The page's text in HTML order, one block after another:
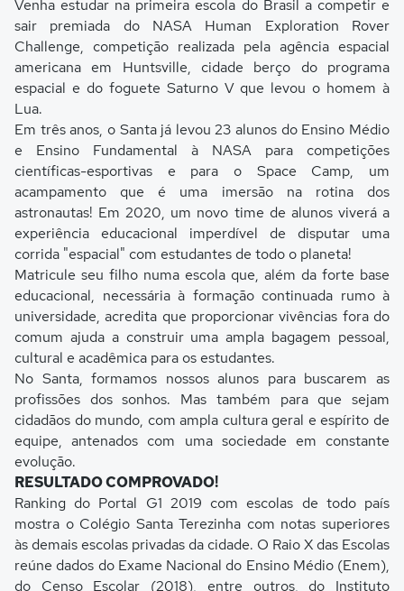
Venha estudar na primeira escola do Brasil a competir e
sair premiada do NASA Human Exploration Rover
Challenge, competição realizada pela agência espacial
americana em Huntsville, cidade berço do programa
espacial e do foguete Saturno V que levou o homem à
Lua.
Em três anos, o Santa já levou 23 alunos do Ensino Médio
e Ensino Fundamental à NASA para competições
científicas-esportivas e para o Space Camp, um
acampamento que é uma imersão na rotina dos
astronautas! Em 2020, um novo time de alunos viverá a
experiência educacional imperdível de disputar uma
corrida "espacial" com estudantes de todo o planeta!
Matricule seu filho numa escola que, além da forte base
educacional, necessária à formação continuada rumo à
universidade, acredita que proporcionar vivências fora do
comum ajuda a construir uma ampla bagagem pessoal,
cultural e acadêmica para os estudantes.
No Santa, formamos nossos alunos para buscarem as
profissões dos sonhos. Mas também para que sejam
cidadãos do mundo, com ampla cultura geral e espírito de
equipe, antenados com uma sociedade em constante
evolução.
RESULTADO COMPROVADO!
Ranking do Portal G1 2019 com escolas de todo país
mostra o Colégio Santa Terezinha com notas superiores
às demais escolas privadas da cidade. O Raio X das Escolas
reúne dados do Exame Nacional do Ensino Médio (Enem),
do Censo Escolar (2018), entre outros, do Instituto